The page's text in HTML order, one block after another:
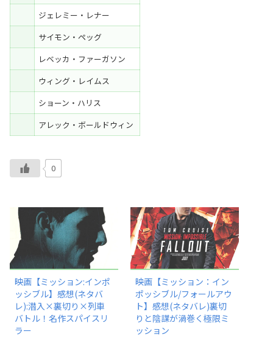
ジェレミー・レナー
サイモン・ペッグ
レベッカ・ファーガソン
ウィング・レイムス
ショーン・ハリス
アレック・ボールドウィン
0
映画【ミッション:インポ
ッシブル】感想(ネタバ
レ):潜入×裏切り×列車
バトル！名作スパイスリ
ラー
映画【ミッション：イン
ポッシブル/フォールアウ
ト】感想(ネタバレ)裏切
りと陰謀が渦巻く極限ミ
ッション